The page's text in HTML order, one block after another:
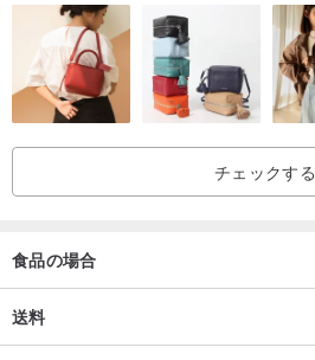
は受け付けられません。
チェックする
食品の場合
送料